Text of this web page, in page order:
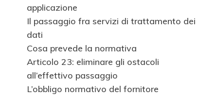
applicazione
Il passaggio fra servizi di trattamento dei
dati
Cosa prevede la normativa
Articolo 23: eliminare gli ostacoli
all’effettivo passaggio
L’obbligo normativo del fornitore